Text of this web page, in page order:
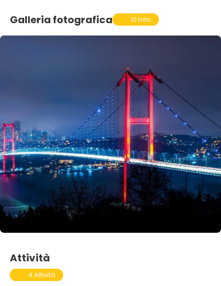
Galleria fotografica 10 foto
Attività
4 Attività